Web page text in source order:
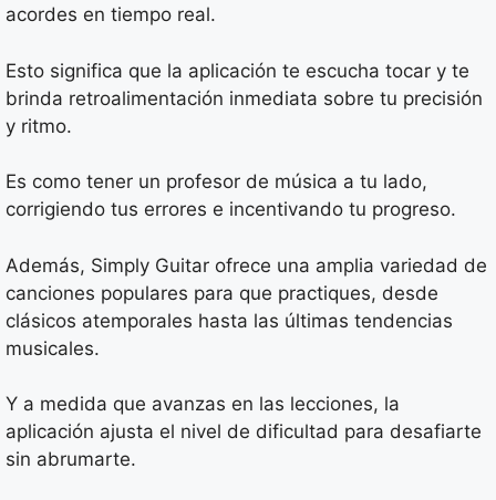
acordes en tiempo real.
Esto significa que la aplicación te escucha tocar y te
brinda retroalimentación inmediata sobre tu precisión
y ritmo.
Es como tener un profesor de música a tu lado,
corrigiendo tus errores e incentivando tu progreso.
Además, Simply Guitar ofrece una amplia variedad de
canciones populares para que practiques, desde
clásicos atemporales hasta las últimas tendencias
musicales.
Y a medida que avanzas en las lecciones, la
aplicación ajusta el nivel de dificultad para desafiarte
sin abrumarte.